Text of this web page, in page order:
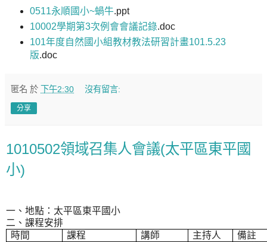
0511永順國小~蝸牛.ppt
10002學期第3次例會會議記錄.doc
101年度自然國小組教材教法研習計畫101.5.23
版.doc
匿名 於 下午2:30 沒有留言:
分享
1010502領域召集人會議(太平區東平國
小)
一、地點：太平區東平國小
二、課程安排
時間
課程 講師 主持人
備註